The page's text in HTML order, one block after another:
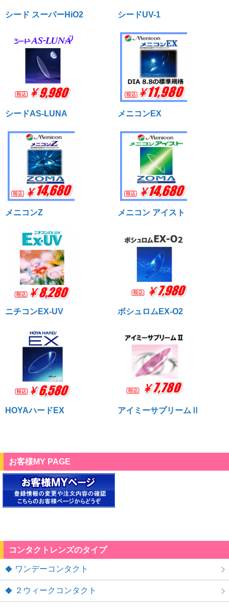
シード スーパーHiO2 シードUV-1
シードAS-LUNA メニコンEX
メニコンZ メニコン アイスト
ニチコンEX-UV ボシュロムEX-O2
HOYAハードEX アイミーサプリームⅡ
お客様MY PAGE
コンタクトレンズのタイプ
ワンデーコンタクト
２ウィークコンタクト